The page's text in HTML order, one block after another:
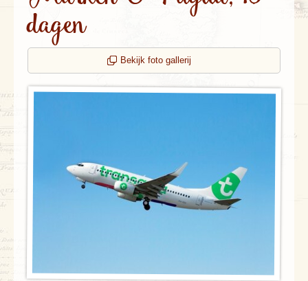
dagen
Bekijk foto gallerij